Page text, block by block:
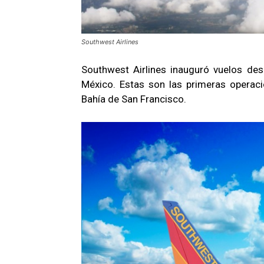
Southwest Airlines
Southwest Airlines inauguró vuelos
México. Estas son las primeras
Bahía de San Francisco.